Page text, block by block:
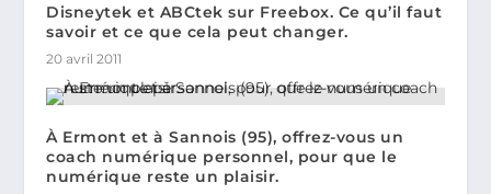
Disneytek et ABCtek sur Freebox. Ce qu’il faut
savoir et ce que cela peut changer.
20 avril 2011
À Ermont et à Sannois (95), offrez-vous un
coach numérique personnel, pour que le
numérique reste un plaisir.